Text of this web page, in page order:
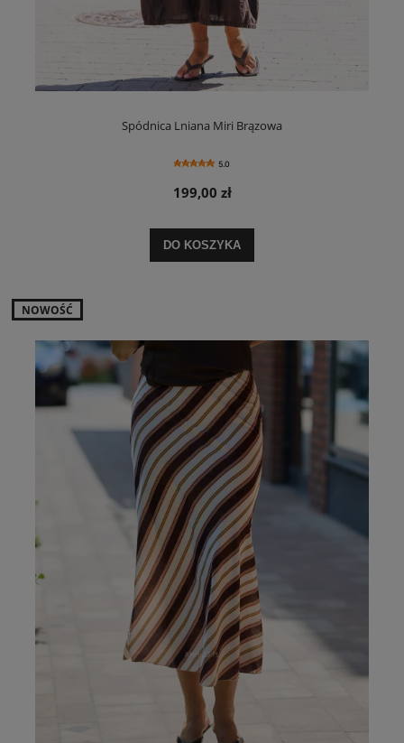
Spódnica Lniana Miri Brązowa
5.0
199,00 zł
DO KOSZYKA
NOWOŚĆ